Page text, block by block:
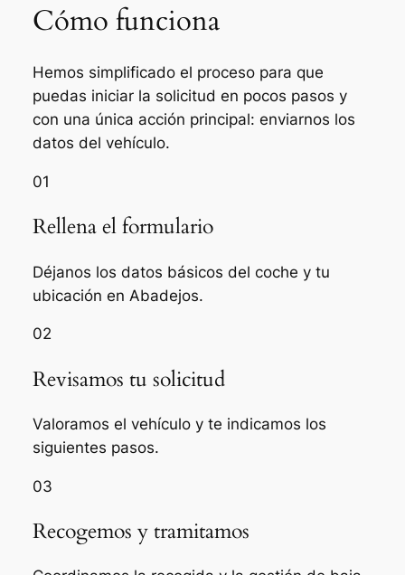
Cómo funciona
Hemos simplificado el proceso para que
puedas iniciar la solicitud en pocos pasos y
con una única acción principal: enviarnos los
datos del vehículo.
01
Rellena el formulario
Déjanos los datos básicos del coche y tu
ubicación en Abadejos.
02
Revisamos tu solicitud
Valoramos el vehículo y te indicamos los
siguientes pasos.
03
Recogemos y tramitamos